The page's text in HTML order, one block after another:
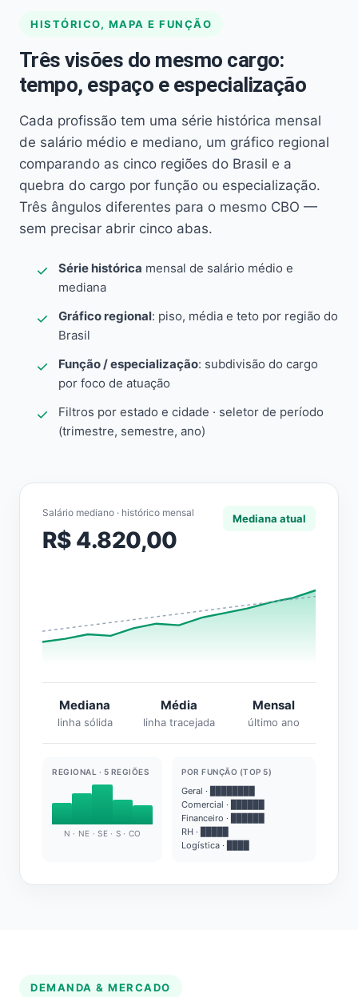
HISTÓRICO, MAPA E FUNÇÃO
Três visões do mesmo cargo:
tempo, espaço e especialização
Cada profissão tem uma série histórica mensal
de salário médio e mediano, um gráfico regional
comparando as cinco regiões do Brasil e a
quebra do cargo por função ou especialização.
Três ângulos diferentes para o mesmo CBO —
sem precisar abrir cinco abas.
Série histórica mensal de salário médio e
mediana
Gráfico regional: piso, média e teto por região do
Brasil
Função / especialização: subdivisão do cargo
por foco de atuação
Filtros por estado e cidade · seletor de período
(trimestre, semestre, ano)
Salário mediano · histórico mensal
R$ 4.820,00
Mediana atual
Mediana
linha sólida
Média
linha tracejada
Mensal
último ano
REGIONAL · 5 REGIÕES
N · NE · SE · S · CO
POR FUNÇÃO (TOP 5)
Geral · ████████
Comercial · ██████
Financeiro · ██████
RH · █████
Logística · ████
DEMANDA & MERCADO